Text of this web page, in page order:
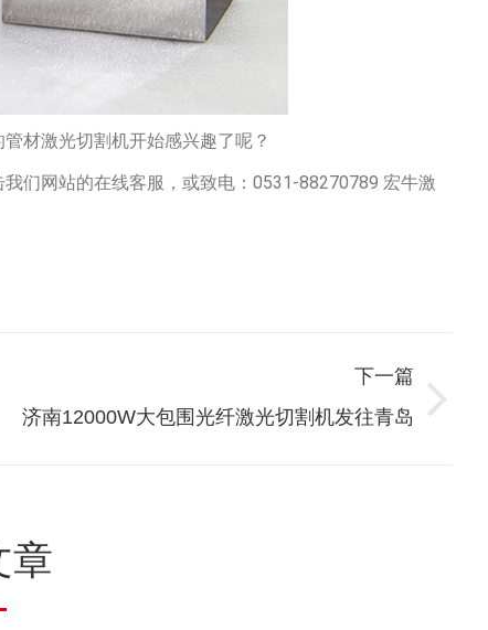
材激光切割机开始感兴趣了呢？
们网站的在线客服，或致电：0531-88270789 宏牛激
下一篇
下济南12000W大包围光纤激光切割机发往青岛
章